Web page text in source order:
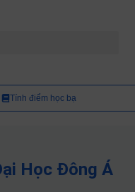
Tính điểm học bạ
Học Đông Á